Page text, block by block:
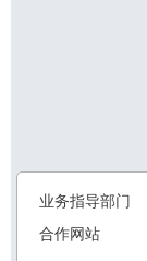
业务指导部门
合作网站